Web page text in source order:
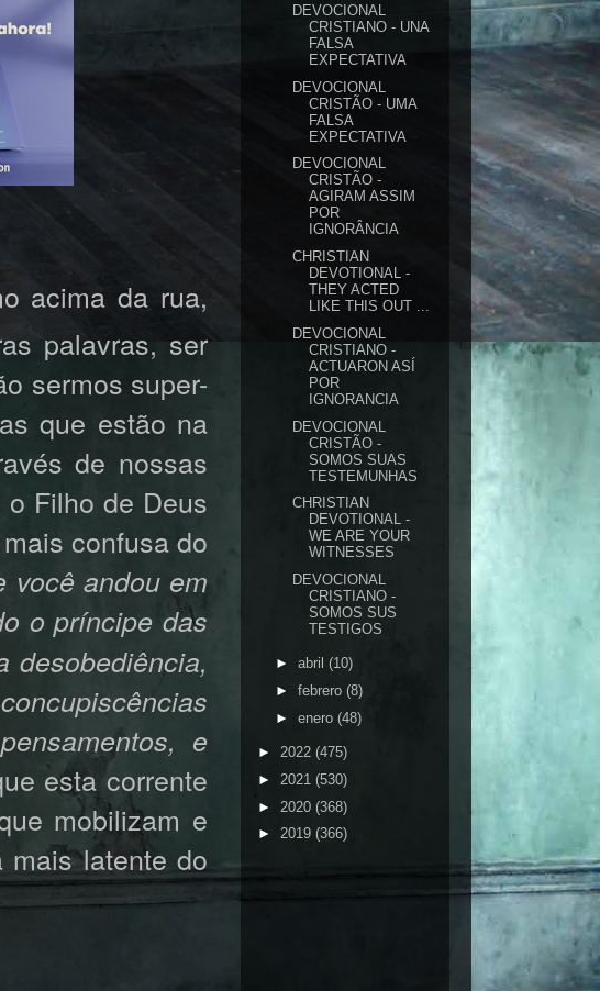
acima da rua,
palavras, ser
sermos super-
que estão na
de nossas
Filho de Deus
confusa do
você andou em
o príncipe das
desobediência,
e
esta corrente
mobilizam e
mais latente do
DEVOCIONAL
CRISTIANO - UNA
FALSA
EXPECTATIVA
DEVOCIONAL
CRISTÃO - UMA
FALSA
EXPECTATIVA
DEVOCIONAL
CRISTÃO -
AGIRAM ASSIM
POR
IGNORÂNCIA
CHRISTIAN
DEVOTIONAL -
THEY ACTED
LIKE THIS OUT ...
DEVOCIONAL
CRISTIANO -
ACTUARON ASÍ
POR
IGNORANCIA
DEVOCIONAL
CRISTÃO -
SOMOS SUAS
TESTEMUNHAS
CHRISTIAN
DEVOTIONAL -
WE ARE YOUR
WITNESSES
DEVOCIONAL
CRISTIANO -
SOMOS SUS
TESTIGOS
► abril (10)
► febrero (8)
► enero (48)
► 2022 (475)
► 2021 (530)
► 2020 (368)
► 2019 (366)